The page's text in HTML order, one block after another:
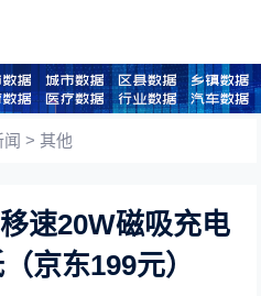
闻 >其他
速20W磁吸充电
京东199元）